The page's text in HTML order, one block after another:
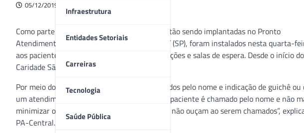
Infraestrutura
Entidades Setoriais
Carreiras
Tecnologia
Saúde Pública
05/12/2019
Como parte de uma série de melhorias que estão sendo implantadas no Pronto
Atendimento Central (PA-Central), em Jundiaí (SP), foram instalados nesta quarta-
aos pacientes. Os dispositivos estão nas recepções e salas de espera. Desde o início
Caridade São Vicente de Paulo (HSV).
Por meio dos painéis, os pacientes são chamados pelo nome e indicação de guichê
um atendimento mais humanizado, no qual o paciente é chamado pelo nome e não
minimizar o barulho e evitar que os pacientes não ouçam ao serem chamados”,
PA-Central.